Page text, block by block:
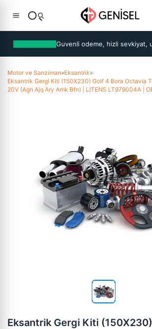
Guvenli odeme, hizli sevkiyat,
Motor ve Sanziman»Eksantrik»
Eksantrik Gergi Kiti (150X230) Golf 4 Bora Octavia
20V (Agn Ajq Ary Amk Bfn) | LITENS LT979004A |
Eksantrik Gergi Kiti